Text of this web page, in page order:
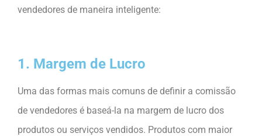
vendedores de maneira inteligente:
1. Margem de Lucro
Uma das formas mais comuns de definir a comissão
de vendedores é baseá-la na margem de lucro dos
produtos ou serviços vendidos. Produtos com maior